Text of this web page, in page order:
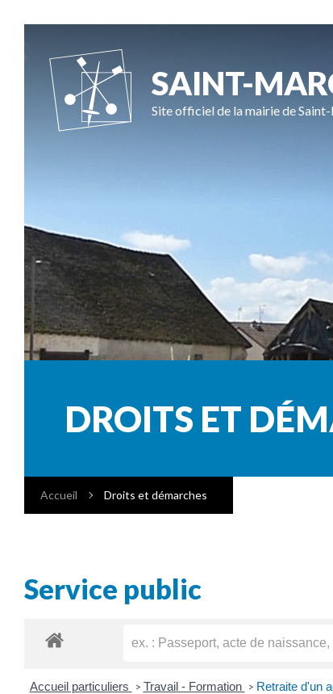
SAINT-
Site officiel de la mairie de
DROITS ET
Accueil Droits et démarches
Service public
Accueil particuliers > Travail - Formation > Retraite d'un